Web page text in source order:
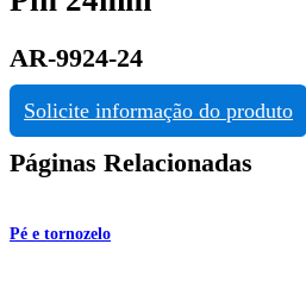
AR-9924-24
Solicite informação do produto
Páginas Relacionadas
Pé e tornozelo